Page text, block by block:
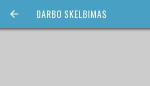
DARBO SKELBIMAS